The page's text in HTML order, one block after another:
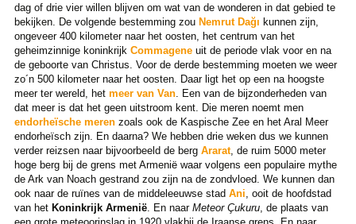
dag of drie vier willen blijven om wat van de wonderen in dat gebied te
bekijken. De volgende bestemming zou Nemrut Dağı kunnen zijn,
ongeveer 400 kilometer naar het oosten, het centrum van het
geheimzinnige koninkrijk Commageneuit de periode vlak voor en na
de geboorte van Christus. Voor de derde bestemming moeten we weer
zo´n 500 kilometer naar het oosten. Daar ligt het op een na hoogste
meer ter wereld, het meer van Van. Een van de bijzonderheden van
dat meer is dat het geen uitstroom kent. Die meren noemt men
endorheïsche merenzoals ook de Kaspische Zee en het Aral Meer
endorheïsch zijn. En daarna? We hebben drie weken dus we kunnen
verder reizsen naar bijvoorbeeld de berg Ararat, de ruim 5000 meter
hoge berg bij de grens met Armenië waar volgens een populaire mythe
de Ark van Noach gestrand zou zijn na de zondvloed. We kunnen dan
ook naar de ruïnes van de middeleeuwse stad Ani , ooit de hoofdstad
van het Koninkrijk Armenië. En naar Meteor Çukuru, de plaats van